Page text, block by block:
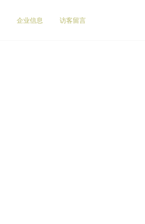
企业信息 访客留言